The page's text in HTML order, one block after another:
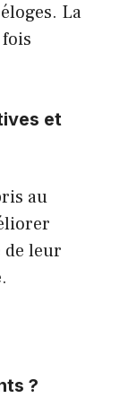
La
et
au
de leur
?